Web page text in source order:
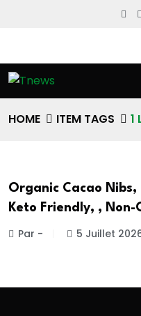
HOME ITEM TAGS 1
Organic Cacao Nibs,
Keto Friendly, ,
Par - 5 Juillet